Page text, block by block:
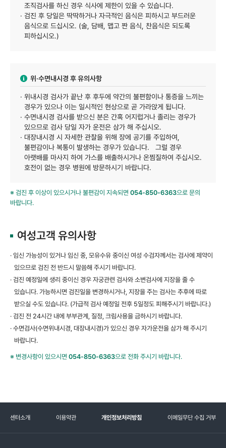
조직검사를 하신 경우 식사에 제한이 있을 수 있습니다.
· 검진 후 당일은 딱딱하거나 자극적인 음식은 피하시고 부드러운
음식으로 드십시오. (술, 담배, 맵고 짠 음식, 찬음식은 되도록
피하십시오.)
위·수면내시경 후 유의사항
· 위내시경 검사가 끝난 후 후두에 약간의 불편함이나 통증을 느끼는
경우가 있으나 이는 일시적인 현상으로 곧 가라앉게 됩니다.
· 수면내시경 검사를 받으신 분은 간혹 어지럽거나 졸리는 경우가
있으므로 검사 당일 자가 운전은 삼가 해 주십시오.
· 대장내시경 시 자세한 관찰을 위해 장에 공기를 주입하여,
불편감이나 복통이 발생하는 경우가 있습니다. 그럴 경우
아랫배를 마사지 하여 가스를 배출하시거나 온찜질하여 주십시오.
호전이 없는 경우 병원에 방문하시기 바랍니다.
※ 검진 후 이상이 있으시거나 불편감이 지속되면 054-850-6363으로 문의
바랍니다.
여성고객 유의사항
· 임신 가능성이 있거나 임신 중, 모유수유 중이신 여성 수검자께서는 검사에 제약이
있으므로 검진 전 반드시 말씀해 주시기 바랍니다.
· 검진 예정일에 생리 중이신 경우 자궁관련 검사와 소변검사에 지장을 줄 수
있습니다. 가능하시면 검진일을 변경하시거나, 지장을 주는 검사는 추후에 따로
받으실 수도 있습니다. (가급적 검사 예정일 전후 5일정도 피해주시기 바랍니다.)
· 검진 전 24시간 내에 부부관계, 질정, 크림사용을 금하시기 바랍니다.
· 수면검사(수면위내시경, 대장내시경)가 있으신 경우 자가운전을 삼가 해 주시기
바랍니다.
※ 변경사항이 있으시면 054-850-6363으로 전화 주시기 바랍니다.
센터소개 이용약관 개인정보처리방침 이메일무단 수집 거부